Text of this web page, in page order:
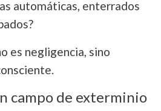
automáticas, enterrados
es negligencia, sino
campo de exterminio